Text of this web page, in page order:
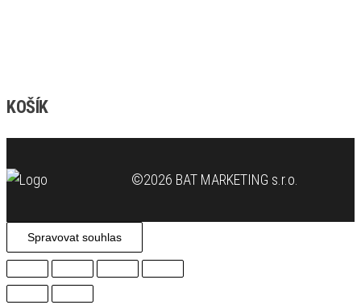
KOŠÍK
©2026 BAT MARKETING s.r.o.
Spravovat souhlas